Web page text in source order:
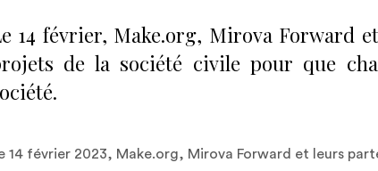
14 février, Make.org, Mirova Forward
de la société civile pour que
14 février 2023, Make.org, Mirova Forward et leurs